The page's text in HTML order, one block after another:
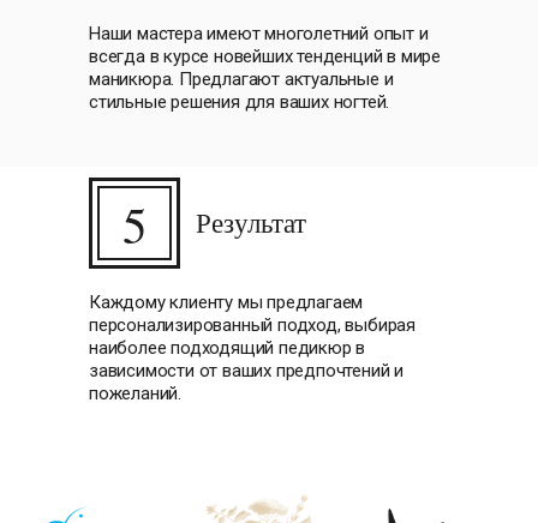
Наши мастера имеют многолетний опыт и
всегда в курсе новейших тенденций в мире
маникюра. Предлагают актуальные и
стильные решения для ваших ногтей.
5 Результат
Каждому клиенту мы предлагаем
персонализированный подход, выбирая
наиболее подходящий педикюр в
зависимости от ваших предпочтений и
пожеланий.